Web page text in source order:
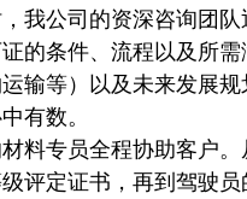
我公司的资深咨询团
的条件、流程以及所
输等）以及未来发展
有数。
料专员全程协助客户
评定证书，再到驾驶